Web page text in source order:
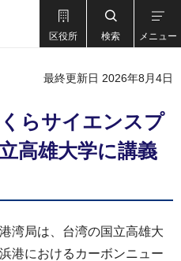
区役所 検索 メニュー
最終更新日 2026年8月4日
らサイエンスプ
高雄大学に講義
湾局は、台湾の国立高雄大
港におけるカーボンニュー